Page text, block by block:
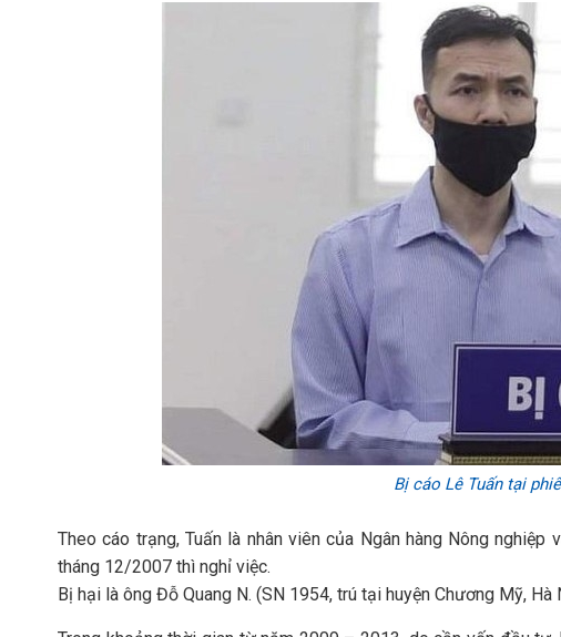
Bị cáo Lê Tuấn tại
Theo cáo trạng, Tuấn là nhân viên của Ngân hàng Nông
tháng 12/2007 thì nghỉ việc.
Bị hại là ông Đỗ Quang N. (SN 1954, trú tại huyện Chương Mỹ,